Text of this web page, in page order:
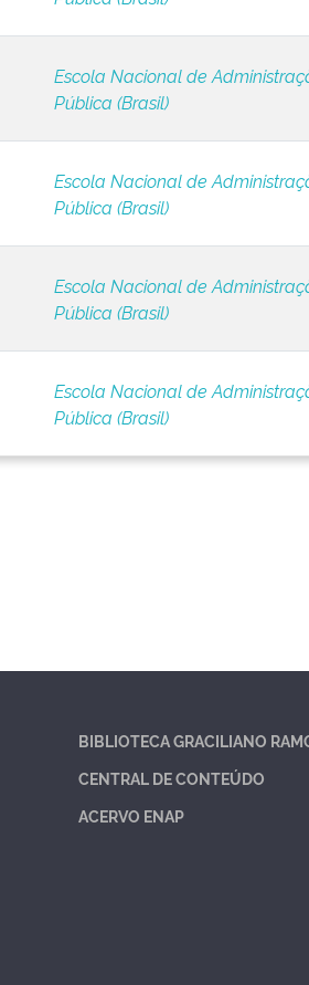
Escola Nacional de
Pública (Brasil)
Escola Nacional de
Pública (Brasil)
Escola Nacional de
Pública (Brasil)
Escola Nacional de
Pública (Brasil)
BIBLIOTECA GRACILIANO
CENTRAL DE CONTEÚDO
ACERVO ENAP